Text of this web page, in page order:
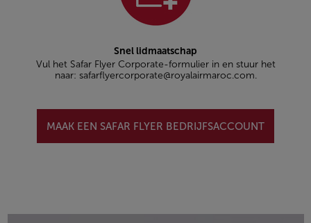
Snel lidmaatschap
Vul het Safar Flyer Corporate-formulier in en stuur het
naar: safarflyercorporate@royalairmaroc.com.
MAAK EEN SAFAR FLYER BEDRIJFSACCOUNT